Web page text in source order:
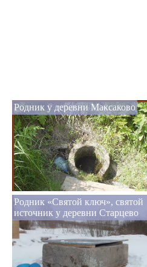
Родник у деревни Максаково
Родник «Святой ключ», святой
источник у деревни Старцево